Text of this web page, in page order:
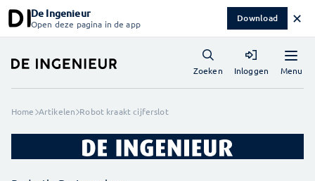
De Ingenieur
Open deze pagina in de app Download ✕
Menu
Zoeken Inloggen
Home Artikelen Robot kraakt cijferslot